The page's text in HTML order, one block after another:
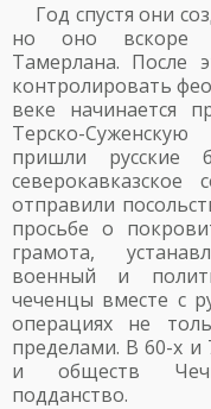
Год спустя они
но оно вскоре
Тамерлана. После
контролировать
веке начинается
Терско-
пришли русские
отправили
просьбе о
грамота,
военный и
чеченцы вместе с
операциях не
пределами. В 60-х и
и обществ
подданство.